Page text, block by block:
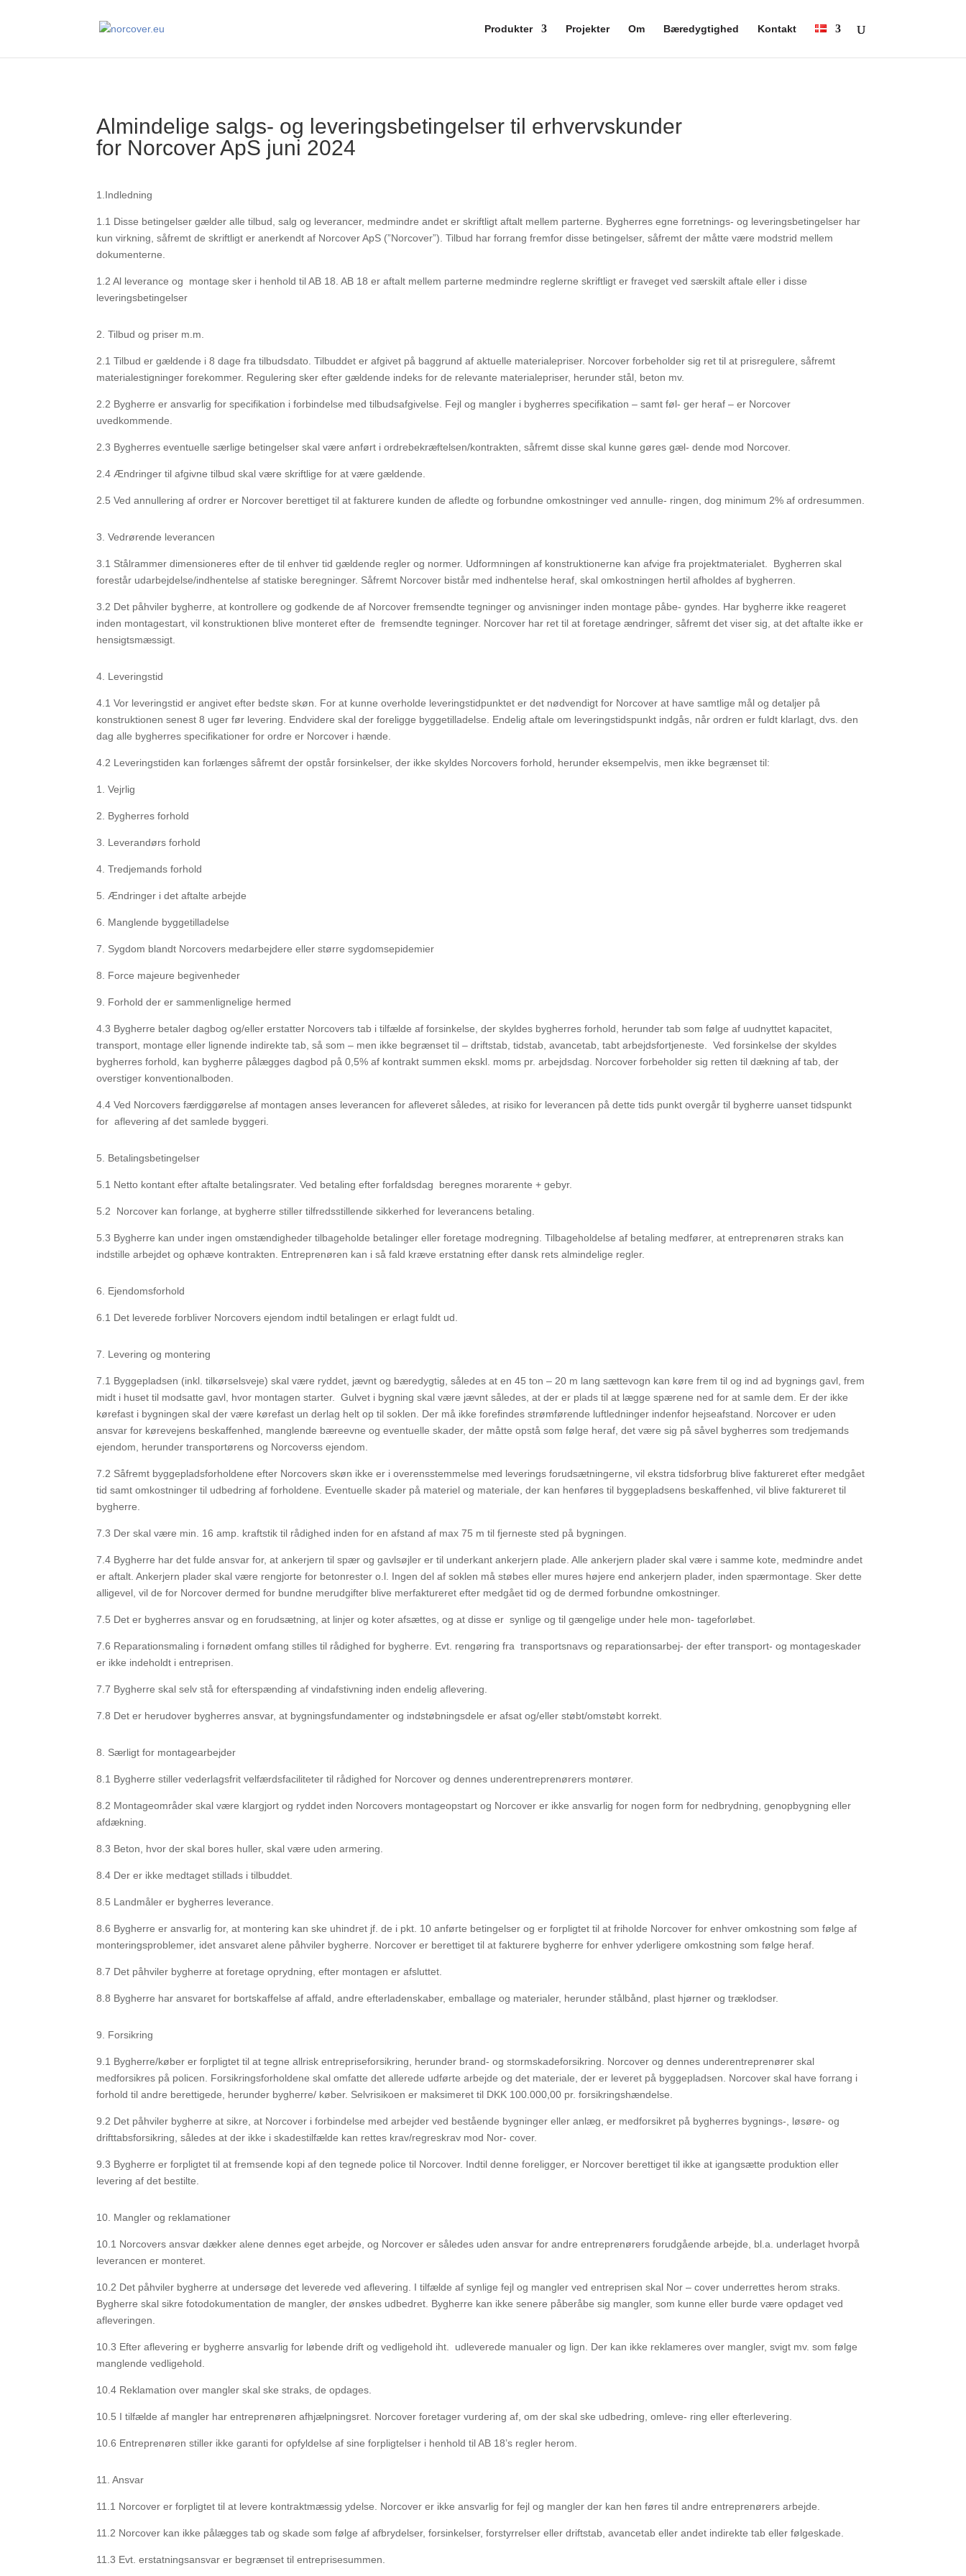
Produkter Projekter Om Bæredygtighed Kontakt
Almindelige salgs- og leveringsbetingelser til erhvervskunder
for Norcover ApS juni 2024
1.Indledning
1.1 Disse betingelser gælder alle tilbud, salg og leverancer, medmindre andet er skriftligt aftalt mellem parterne. Bygherres egneforretnings- og leveringsbetingelser har
kun virkning, såfremt de skriftligt er anerkendt af Norcover ApS (”Norcover”). Tilbud har forrang fremfor disse betingelser, såfremt der måtte være modstrid mellem
dokumenterne.
1.2 Al leverance og montage sker i henhold til AB 18. AB 18 er aftalt mellem parterne medmindre reglerne skriftligt er fraveget vedsærskilt aftale eller i disse
leveringsbetingelser
2. Tilbud og priser m.m.
2.1 Tilbud er gældende i 8 dage fra tilbudsdato. Tilbuddet er afgivet på baggrund af aktuelle materialepriser. Norcover forbeholdersig ret til at prisregulere, såfremt
materialestigninger forekommer. Regulering sker efter gældende indeks for de relevante materialepriser, herunder stål, beton mv.
2.2 Bygherre er ansvarlig for specifikation i forbindelse med tilbudsafgivelse. Fejl og mangler i bygherres specifikation – samt føl- ger heraf – er Norcover
uvedkommende.
2.3 Bygherres eventuelle særlige betingelser skal være anført i ordrebekræftelsen/kontrakten, såfremt disse skal kunne gøres gæl- dende mod Norcover.
2.4 Ændringer til afgivne tilbud skal være skriftlige for at være gældende.
2.5 Ved annullering af ordrer er Norcover berettiget til at fakturere kunden de afledte og forbundne omkostninger ved annulle- ringen, dog minimum 2% af ordresummen.
3. Vedrørende leverancen
3.1 Stålrammer dimensioneres efter de til enhver tid gældende regler og normer. Udformningen af konstruktionerne kan afvige fra projektmaterialet.
Bygherren skal
forestår udarbejdelse/indhentelse af statiske beregninger. Såfremt Norcover bistår med indhentelse heraf, skal omkostningen hertil afholdes af bygherren.
3.2 Det påhviler bygherre, at kontrollere og godkende de af Norcover fremsendte tegninger og anvisninger inden montage påbe- gyndes. Har bygherre ikke reageret
inden montagestart, vil konstruktionen blive monteret efter de fremsendte tegninger. Norcover har ret til at foretage ændringer, såfremt det viser sig, at det aftalte ikke er
hensigtsmæssigt.
4. Leveringstid
4.1 Vor leveringstid er angivet efter bedste skøn. For at kunne overholde leveringstidpunktet er det nødvendigt for Norcoverat have samtlige mål og detaljer på
konstruktionen senest 8 uger før levering. Endvidere skal der foreligge byggetilladelse. Endelig aftale om leveringstidspunkt indgås, når ordren er fuldt klarlagt, dvs. den
dag alle bygherres specifikationer for ordre er Norcover i hænde.
4.2 Leveringstiden kan forlænges såfremt der opstår forsinkelser, der ikke skyldes Norcovers forhold, herunder eksempelvis, men ikke begrænset til:
1. Vejrlig
2. Bygherres forhold
3. Leverandørs forhold
4. Tredjemands forhold
5. Ændringer i det aftalte arbejde
6. Manglende byggetilladelse
7. Sygdom blandt Norcovers medarbejdere eller større sygdomsepidemier
8. Force majeure begivenheder
9. Forhold der er sammenlignelige hermed
4.3 Bygherre betaler dagbog og/eller erstatter Norcovers tab i tilfælde af forsinkelse, der skyldes bygherres forhold, herunder tabsom følge af uudnyttet kapacitet,
transport, montage eller lignende indirekte tab, så som – men ikke begrænset til – driftstab,tidstab, avancetab, tabt arbejdsfortjeneste.
Ved forsinkelse der skyldes
bygherres forhold, kan bygherre pålægges dagbod på 0,5% af kontrakt summen ekskl. moms pr. arbejdsdag. Norcover forbeholder sig retten til dækning af tab, der
overstiger konventionalboden.
4.4 Ved Norcovers færdiggørelse af montagen anses leverancen for afleveret således, at risiko for leverancen på dette tids punkt overgår til bygherre uanset tidspunkt
for aflevering af det samlede byggeri.
5. Betalingsbetingelser
5.1 Netto kontant efter aftalte betalingsrater. Ved betaling efter forfaldsdag beregnes morarente + gebyr.
5.2 Norcover kan forlange, at bygherre stiller tilfredsstillende sikkerhed for leverancens betaling.
5.3 Bygherre kan under ingen omstændigheder tilbageholde betalinger eller foretage modregning. Tilbageholdelse af betaling medfører, at entreprenøren straks kan
indstille arbejdet og ophæve kontrakten. Entreprenøren kan i så fald kræve erstatningefter dansk rets almindelige regler.
6. Ejendomsforhold
6.1 Det leverede forbliver Norcovers ejendom indtil betalingen er erlagt fuldt ud.
7. Levering og montering
7.1 Byggepladsen (inkl. tilkørselsveje) skal være ryddet, jævnt og bæredygtig, således at en 45 ton – 20 m lang sættevogn kan kørefrem til og ind ad bygnings gavl, frem
midt i huset til modsatte gavl, hvor montagen starter.
Gulvet i bygning skal være jævntsåledes, at der er plads til at lægge spærene ned for at samle dem. Er der ikke
kørefast i bygningen skal der være kørefast un derlag helt op til soklen. Der må ikke forefindes strømførende luftledninger indenfor hejseafstand. Norcover er uden
ansvar for kørevejens beskaffenhed, manglende bæreevne og eventuelle skader, der måtte opstå som følge heraf, det være sig på såvel bygherres som tredjemands
ejendom, herunder transportørens og Norcoverss ejendom.
7.2 Såfremt byggepladsforholdene efter Norcovers skøn ikke er i overensstemmelse med leverings forudsætningerne, vil ekstratidsforbrug blive faktureret efter medgået
tid samt omkostninger til udbedring af forholdene. Eventuelle skader på materielog materiale, der kan henføres til byggepladsens beskaffenhed, vil blive faktureret til
bygherre.
7.3 Der skal være min. 16 amp. kraftstik til rådighed inden for en afstand af max 75 m til fjerneste sted på bygningen.
7.4 Bygherre har det fulde ansvar for, at ankerjern til spær og gavlsøjler er til underkant ankerjern plade. Alle ankerjern plader skalvære i samme kote, medmindre andet
er aftalt. Ankerjern plader skal være rengjorte for betonrester o.l. Ingen del af soklen måstøbes eller mures højere end ankerjern plader, inden spærmontage. Sker dette
alligevel, vil de for Norcover dermed for bundne merudgifter blive merfaktureret efter medgået tid og de dermed forbundne omkostninger.
7.5 Det er bygherres ansvar og en forudsætning, at linjer og koter afsættes, og at disse er synlige og til gængelige under hele mon- tageforløbet.
7.6 Reparationsmaling i fornødent omfang stilles til rådighed for bygherre. Evt. rengøring fra transportsnavs og reparationsarbej- der efter transport- og montageskader
er ikke indeholdt i entreprisen.
7.7 Bygherre skal selv stå for efterspænding af vindafstivning inden endelig aflevering.
7.8 Det er herudover bygherres ansvar, at bygningsfundamenter og indstøbningsdele er afsat og/eller støbt/omstøbt korrekt.
8. Særligt for montagearbejder
8.1 Bygherre stiller vederlagsfrit velfærdsfaciliteter til rådighed for Norcover og dennes underentreprenørers montører.
8.2 Montageområder skal være klargjort og ryddet inden Norcovers montageopstart og Norcover er ikke ansvarlig for nogen formfor nedbrydning, genopbygning eller
afdækning.
8.3 Beton, hvor der skal bores huller, skal være uden armering.
8.4 Der er ikke medtaget stillads i tilbuddet.
8.5 Landmåler er bygherres leverance.
8.6 Bygherre er ansvarlig for, at montering kan ske uhindret jf. de i pkt. 10 anførte betingelser og er forpligtet til at friholde Norcoverfor enhver omkostning som følge af
monteringsproblemer, idet ansvaret alene påhviler bygherre. Norcover er berettiget til atfakturere bygherre for enhver yderligere omkostning som følge heraf.
8.7 Det påhviler bygherre at foretage oprydning, efter montagen er afsluttet.
8.8 Bygherre har ansvaret for bortskaffelse af affald, andre efterladenskaber, emballage og materialer, herunder stålbånd, plast hjørner og træklodser.
9. Forsikring
9.1 Bygherre/køber er forpligtet til at tegne allrisk entrepriseforsikring, herunder brand- og stormskadeforsikring. Norcoverog dennes underentreprenører skal
medforsikres på policen. Forsikringsforholdene skal omfatte det allerede udførte arbejdeog det materiale, der er leveret på byggepladsen. Norcover skal have forrang i
forhold til andre berettigede, herunder bygherre/ køber. Selvrisikoen er maksimeret til DKK 100.000,00 pr. forsikringshændelse.
9.2 Det påhviler bygherre at sikre, at Norcover i forbindelse med arbejder ved bestående bygninger eller anlæg, er medforsikret på bygherres bygnings-, løsøre- og
drifttabsforsikring, således at der ikke i skadestilfælde kan rettes krav/regreskrav mod Nor- cover.
9.3 Bygherre er forpligtet til at fremsende kopi af den tegnede police til Norcover. Indtil denne foreligger, er Norcover berettiget til ikke at igangsætte produktion eller
levering af det bestilte.
10. Mangler og reklamationer
10.1 Norcovers ansvar dækker alene dennes eget arbejde, og Norcover er således uden ansvar for andre entreprenørersforudgående arbejde, bl.a. underlaget hvorpå
leverancen er monteret.
10.2 Det påhviler bygherre at undersøge det leverede ved aflevering. I tilfælde af synlige fejl og mangler ved entreprisen skal Nor – cover underrettes herom straks.
Bygherre skal sikre fotodokumentation de mangler, der ønskes udbedret. Bygherre kan ikkesenere påberåbe sig mangler, som kunne eller burde være opdaget ved
afleveringen.
10.3 Efter aflevering er bygherre ansvarlig for løbende drift og vedligehold iht. udleverede manualer og lign. Der kan ikke reklameresover mangler, svigt mv. som følge
manglende vedligehold.
10.4 Reklamation over mangler skal ske straks, de opdages.
10.5 I tilfælde af mangler har entreprenøren afhjælpningsret. Norcover foretager vurdering af, om der skal ske udbedring, omleve- ring eller efterlevering.
10.6 Entreprenøren stiller ikke garanti for opfyldelse af sine forpligtelser i henhold til AB 18’s regler herom.
11.Ansvar
11.1 Norcover er forpligtet til at levere kontraktmæssig ydelse. Norcover er ikke ansvarlig for fejl og mangler der kan hen føres tilandre entreprenørers arbejde.
11.2 Norcover kan ikke pålægges tab og skade som følge af afbrydelser, forsinkelser, forstyrrelser eller driftstab, avancetab ellerandet indirekte tab eller følgeskade.
11.3 Evt. erstatningsansvar er begrænset til entreprisesummen.